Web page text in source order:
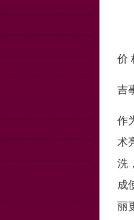
价
吉
作
术
洗
成
丽